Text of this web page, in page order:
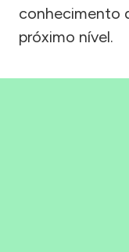
conhecimento
próximo nível.